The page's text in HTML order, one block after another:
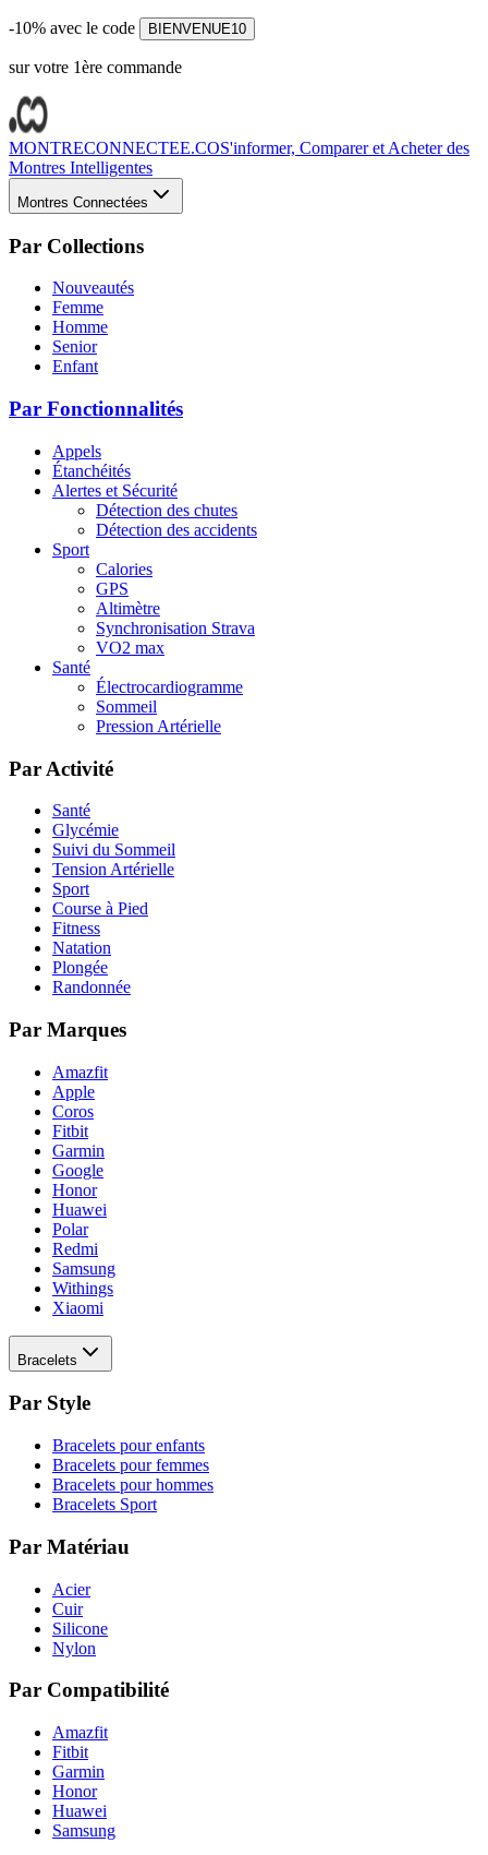
-10% avec le code BIENVENUE10
sur votre 1ère commande
MONTRECONNECTEE.COS'informer, Comparer et Acheter des
Montres Intelligentes
Montres Connectées
Par Collections
Nouveautés
Femme
Homme
Senior
Enfant
Par Fonctionnalités
Appels
Étanchéités
Alertes et Sécurité
Détection des chutes
Détection des accidents
Sport
Calories
GPS
Altimètre
Synchronisation Strava
VO2 max
Santé
Électrocardiogramme
Sommeil
Pression Artérielle
Par Activité
Santé
Glycémie
Suivi du Sommeil
Tension Artérielle
Sport
Course à Pied
Fitness
Natation
Plongée
Randonnée
Par Marques
Amazfit
Apple
Coros
Fitbit
Garmin
Google
Honor
Huawei
Polar
Redmi
Samsung
Withings
Xiaomi
Bracelets
Par Style
Bracelets pour enfants
Bracelets pour femmes
Bracelets pour hommes
Bracelets Sport
Par Matériau
Acier
Cuir
Silicone
Nylon
Par Compatibilité
Amazfit
Fitbit
Garmin
Honor
Huawei
Samsung